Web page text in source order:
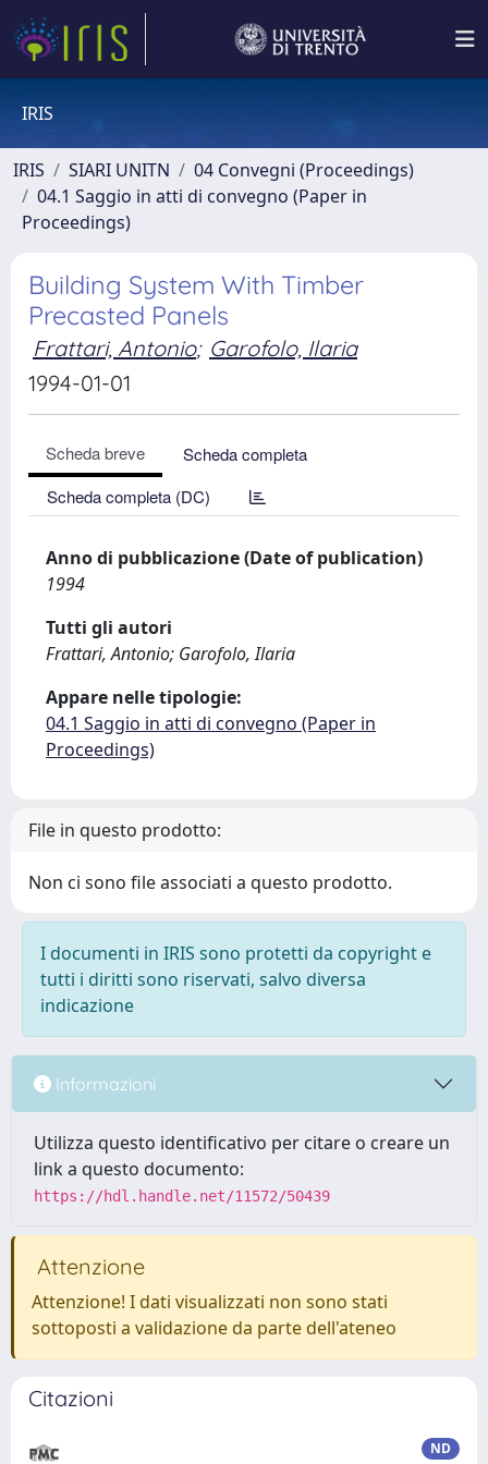
IRIS
IRIS SIARI UNITN
04 Convegni (Proceedings)
04.1 Saggio in atti di convegno (Paper in
Proceedings)
Building System With Timber
Precasted Panels
Frattari, Antonio; Garofolo, Ilaria
1994-01-01
Scheda breve
Scheda completa
Scheda completa (DC)
Anno di pubblicazione (Date of publication)
1994
Tutti gli autori
Frattari, Antonio; Garofolo, Ilaria
Appare nelle tipologie:
04.1 Saggio in atti di convegno (Paper in
Proceedings)
File in questo prodotto:
Non ci sono file associati a questo prodotto.
I documenti in IRIS sono protetti da copyright e
tutti i diritti sono riservati, salvo diversa
indicazione
Informazioni
Utilizza questo identificativo per citare o creare un
link a questo documento:
https://hdl.handle.net/11572/50439
Attenzione
Attenzione! I dati visualizzati non sono stati
sottoposti a validazione da parte dell'ateneo
Citazioni
ND